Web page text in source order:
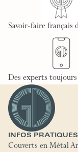
Savoir-faire français
Des experts toujours
INFOS PRATIQUES
Couverts en Métal